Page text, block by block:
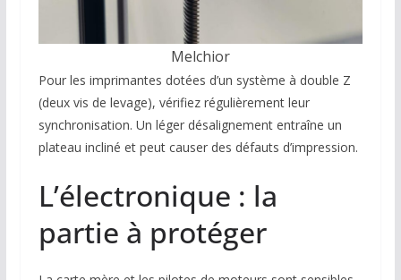
Melchior
Pour les imprimantes dotées d’un système à double Z
(deux vis de levage), vérifiez régulièrement leur
synchronisation. Un léger désalignement entraîne un
plateau incliné et peut causer des défauts d’impression.
L’électronique : la
partie à protéger